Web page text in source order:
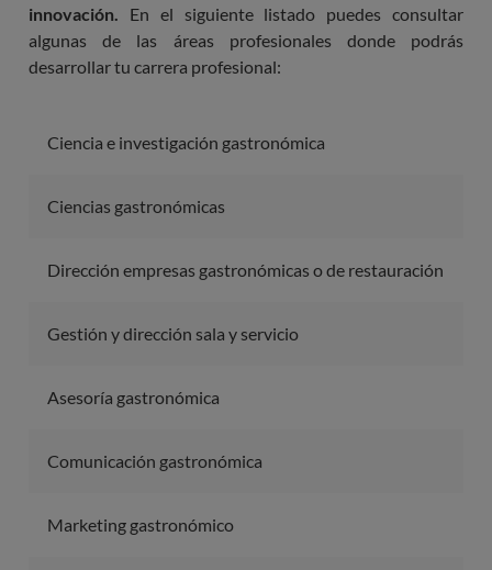
innovación. En el siguiente listado puedes consultar
algunas de las áreas profesionales donde podrás
desarrollar tu carrera profesional:
Ciencia e investigación gastronómica
Ciencias gastronómicas
Dirección empresas gastronómicas o de restauración
Gestión y dirección sala y servicio
Asesoría gastronómica
Comunicación gastronómica
Marketing gastronómico